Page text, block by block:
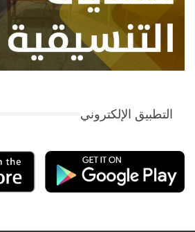
التطبيق الإلكتروني